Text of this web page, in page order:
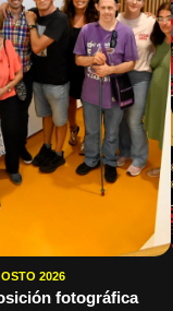
2026
fotográfica